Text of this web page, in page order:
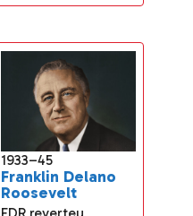
1933–45
Franklin Delano
Roosevelt
FDR reverteu